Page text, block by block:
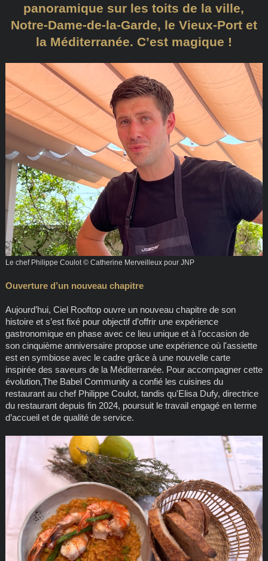
panoramique sur les toits de la ville,
Notre-Dame-de-la-Garde, le Vieux-Port et
la Méditerranée. C’est magique !
Le chef Philippe Coulot © Catherine Merveilleux pour JNP
Ouverture d’un nouveau chapitre
Aujourd’hui, Ciel Rooftop ouvre un nouveau chapitre de son
histoire et s’est fixé pour objectif d’offrir une expérience
gastronomique en phase avec ce lieu unique et à l'occasion de
son cinquième anniversaire propose une expérience où l'assiette
est en symbiose avec le cadre grâce à une nouvelle carte
inspirée des saveurs de la Méditerranée. Pour accompagner cette
évolution,The Babel Community a confié les cuisines du
restaurant au chef Philippe Coulot, tandis qu'Elisa Dufy, directrice
du restaurant depuis fin 2024, poursuit le travail engagé en terme
d’accueil et de qualité de service.